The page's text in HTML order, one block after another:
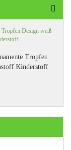
Tropfen
Kinderstoff